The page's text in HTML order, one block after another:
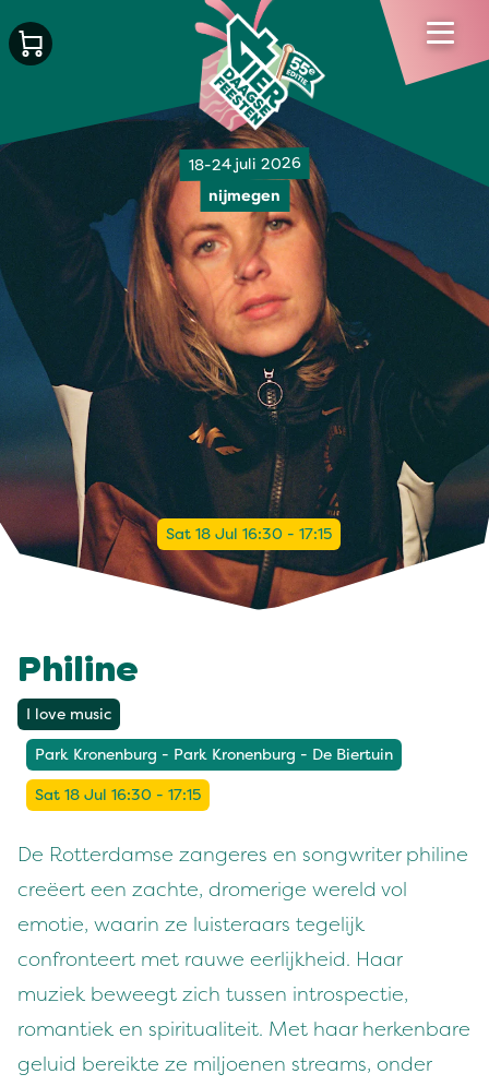
18-24 juli 2026
nijmegen
Sat 18 Jul 16:30 - 17:15
Philine
I love music
Park Kronenburg - Park Kronenburg - De Biertuin
Sat 18 Jul 16:30 - 17:15
De Rotterdamse zangeres en songwriter philine
creëert een zachte, dromerige wereld vol
emotie, waarin ze luisteraars tegelijk
confronteert met rauwe eerlijkheid. Haar
muziek beweegt zich tussen introspectie,
romantiek en spiritualiteit. Met haar herkenbare
geluid bereikte ze miljoenen streams, onder